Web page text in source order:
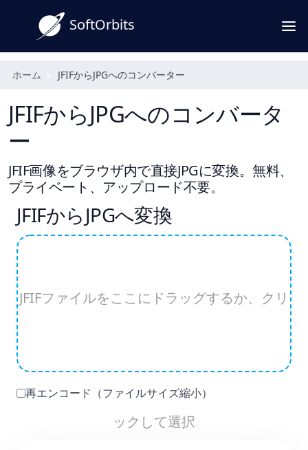
SoftOrbits
ホーム JFIFからJPGへのコンバーター
JFIFからJPGへのコンバータ
ー
JFIF画像をブラウザ内で直接JPGに変換。無料、
プライベート、アップロード不要。
JFIFからJPGへ変換
JFIFファイルをここにドラッグするか、クリ
ックして選択
再エンコード（ファイルサイズ縮小）